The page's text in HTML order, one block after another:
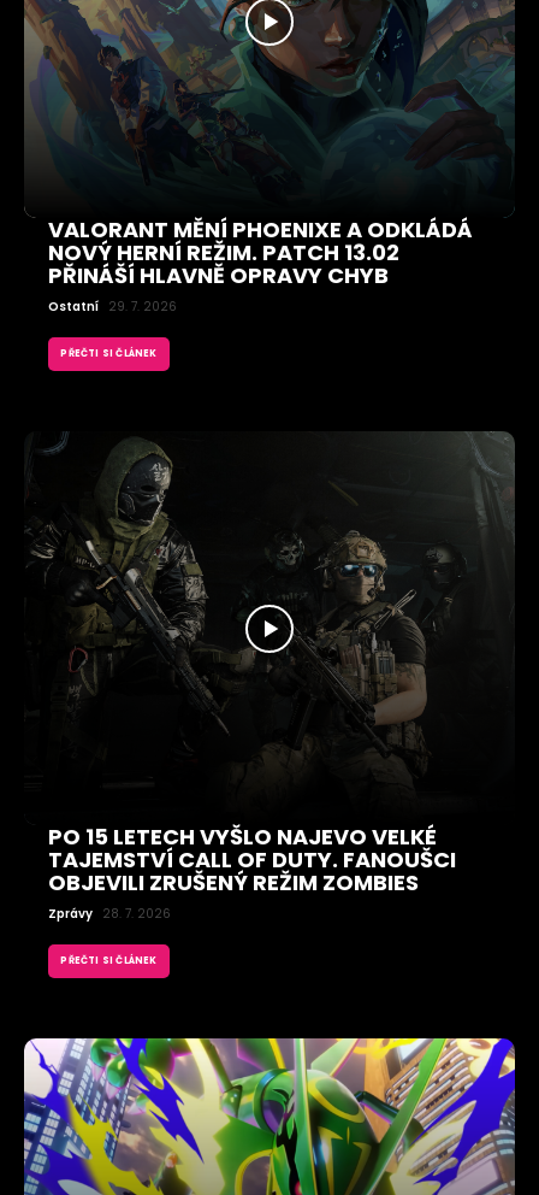
VALORANT MĚNÍ PHOENIXE A ODKLÁDÁ
NOVÝ HERNÍ REŽIM. PATCH 13.02
PŘINÁŠÍ HLAVNĚ OPRAVY CHYB
Ostatní 29. 7. 2026
PŘEČTI SI ČLÁNEK
PO 15 LETECH VYŠLO NAJEVO VELKÉ
TAJEMSTVÍ CALL OF DUTY. FANOUŠCI
OBJEVILI ZRUŠENÝ REŽIM ZOMBIES
Zprávy 28. 7. 2026
PŘEČTI SI ČLÁNEK